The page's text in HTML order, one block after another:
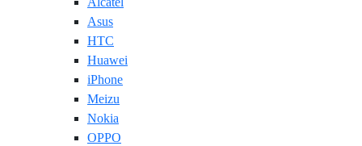
Asus
HTC
Huawei
iPhone
Meizu
Nokia
OPPO